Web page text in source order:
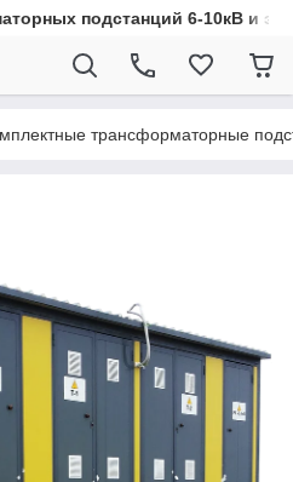
подстанций 6-10кВ и
трансформаторные